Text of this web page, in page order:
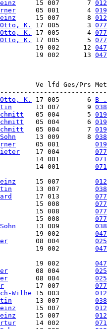
     15 007       7
     05 001       4
     15 007       8
K. 17 005       3
K. 17 005       4
K. 17 005       5
         19 002      12
         19 002      13
Ve lfd Ges/Prs
K. 17 005       6 B
      13 007       9
   05 004       5
   05 004       6
   05 004       7
     13 009       8
     05 001
    17 004
14 001
14 001
     15 007
      13 007
      17 013
15 008
15 008
15 008
     13 009
         19 002
       08 004
         19 002
         19 002
       08 004
       08 004
        17 007
Wilhe 15 003
      13 007
     15 007
     15 007
     14 002